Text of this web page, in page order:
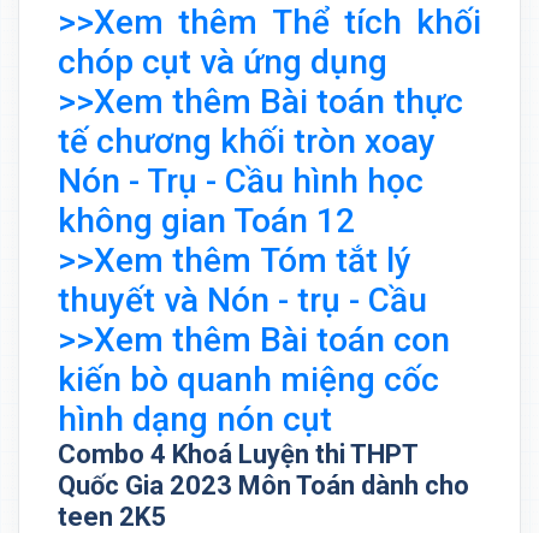
>>Xem thêm Thể tích khối
chóp cụt và ứng dụng
>>Xem thêm Bài toán thực
tế chương khối tròn xoay
Nón - Trụ - Cầu hình học
không gian Toán 12
>>Xem thêm Tóm tắt lý
thuyết và Nón - trụ - Cầu
>>Xem thêm Bài toán con
kiến bò quanh miệng cốc
hình dạng nón cụt
Combo 4 Khoá Luyện thi THPT
Quốc Gia 2023 Môn Toán dành cho
teen 2K5